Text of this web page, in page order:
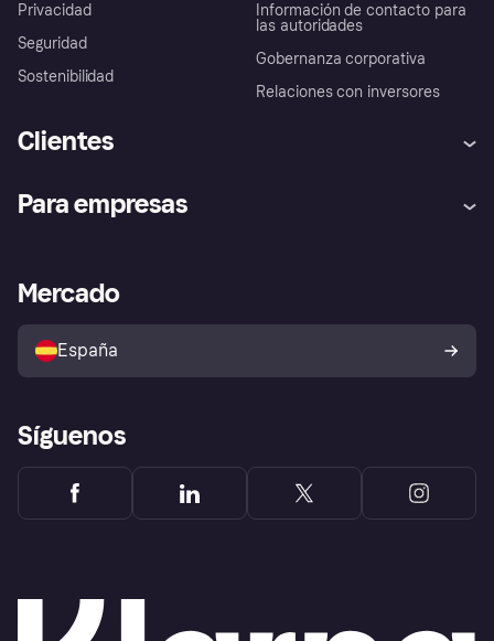
Privacidad
Seguridad
Sostenibilidad
Información de contacto para
las autoridades
Gobernanza corporativa
Relaciones con inversores
Clientes
Inicio de sesión
Directorio de tiendas
Política de protección al
comprador de Klarna
Reclamaciones
Para empresas
Acceso empresas
Mercado
España
Síguenos